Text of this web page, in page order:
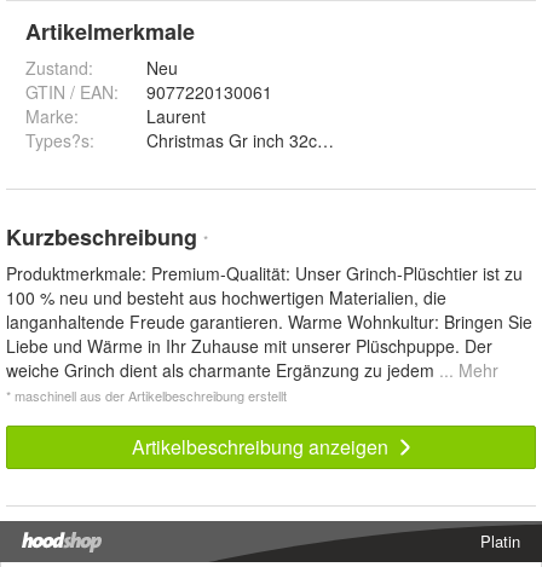
Artikelmerkmale
Zustand:
Neu
GTIN / EAN:
9077220130061
Marke:
Laurent
Types?s:
Kurzbeschreibung *
Produktmerkmale: Premium-Qualität: Unser Grinch-Plüschtier ist zu
100 % neu und besteht aus hochwertigen Materialien, die
langanhaltende Freude garantieren. Warme Wohnkultur: Bringen Sie
Liebe und Wärme in Ihr Zuhause mit unserer Plüschpuppe. Der
weiche Grinch dient als charmante Ergänzung zu jedem ... Mehr
* maschinell aus der Artikelbeschreibung erstellt
Artikelbeschreibung anzeigen
Platin